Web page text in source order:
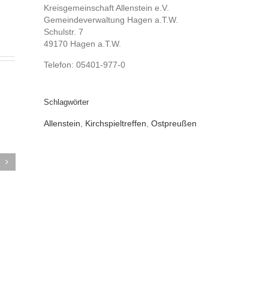
Kreisgemeinschaft Allenstein e.V.
Gemeindeverwaltung Hagen a.T.W.
Schulstr. 7
49170 Hagen a.T.W.
Telefon: 05401-977-0
Schlagwörter
Allenstein Kirchspieltreffen Ostpreußen